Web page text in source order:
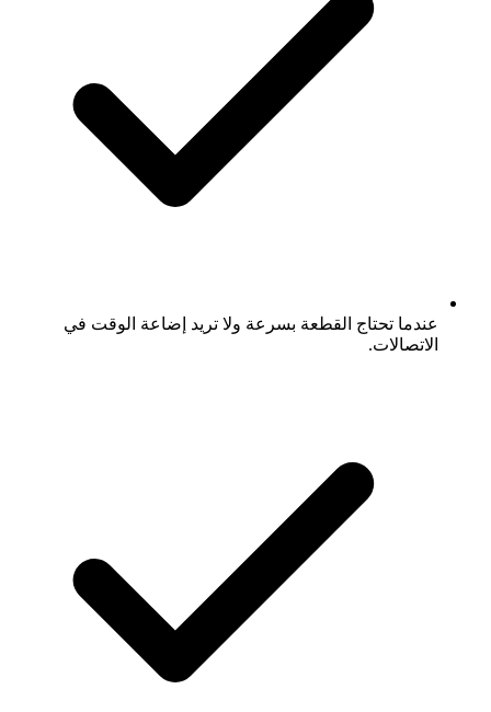
عندما تحتاج القطعة بسرعة ولا تريد إضاعة الوقت في
الاتصالات.